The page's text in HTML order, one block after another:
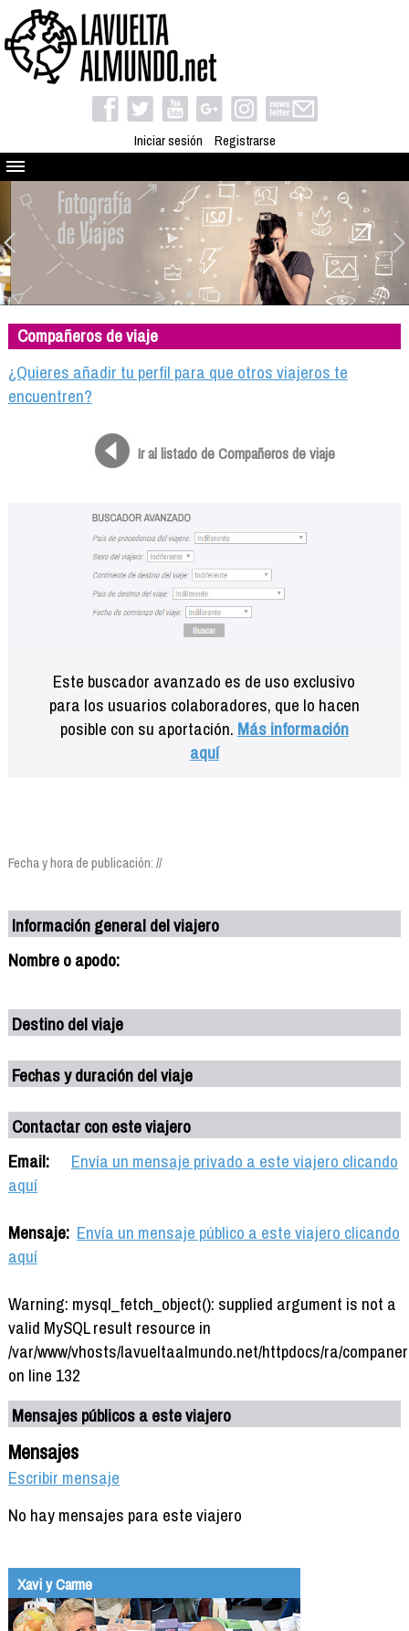
Iniciar sesión Registrarse
Quienes somos
El proyecto
Blog
Viaja con nosotros
Camino solidario
Libros
Compañeros de viaje
Compañeros de viaje
¿Quieres añadir tu perfil para que otros viajeros te
encuentren?
Ir al listado de Compañeros de viaje
Este buscador avanzado es de uso exclusivo
para los usuarios colaboradores, que lo hacen
posible con su aportación. Más información
aquí
Fecha y hora de publicación: //
Información general del viajero
Nombre o apodo:
Destino del viaje
Fechas y duración del viaje
Contactar con este viajero
Email:
Envía un mensaje privado a este viajero clicando
aquí
Mensaje: Envía un mensaje público a este viajero clicando
aquí
Warning: mysql_fetch_object(): supplied argument is not a
valid MySQL result resource in
/var/www/vhosts/lavueltaalmundo.net/httpdocs/ra/
on line 132
Mensajes públicos a este viajero
Mensajes
Escribir mensaje
No hay mensajes para este viajero
Xavi y Carme